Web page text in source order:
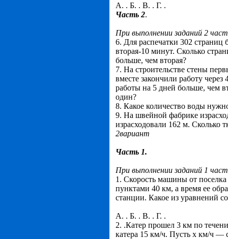
А. . Б. . В. . Г. .
Часть 2.
При выполнении заданий 2
6. Для распечатки 302
вторая-10 минут. Сколько
больше, чем вторая?
7. На строительстве стены
вместе закончили работу
работы на 5 дней больше, чем
один?
8. Какое количество воды
9. На швейной фабрике
израсходовали 162 м. Сколько
2вариант
Часть 1.
При выполнении заданий 1
1. Скорость машины от
пунктами 40 км, а время ее
станции. Какое из уравнений
А. . Б. . В. . Г. .
2. .Катер прошел 3 км по
катера 15 км/ч. Пусть х км/ч —